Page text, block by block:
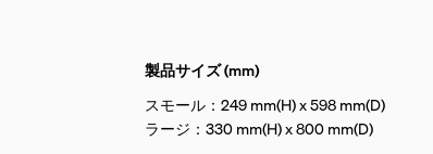
製品サイズ (mm)
スモール：249 mm(H) x 598 mm(D)
ラージ：330 mm(H) x 800 mm(D)